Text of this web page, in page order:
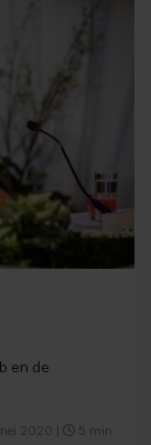
en de
2020 5 min